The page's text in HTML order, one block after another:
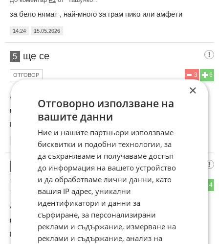
за бело нямат , най-много за грам пико или амфети
14:24 15.05.2026
5 ще се
6
3
ОТГОВОР
До коментар
връщате с лопатите да оправяте тревата хахахахаххах
Коментиран от
15.05.2026
пляскащата с сици
4
До коментар#5 от "ще се":
вие от вторите ли сте или от третите
Коментиран от
×
Отговорно използване на
вашите данни
Ние и нашите партньори използваме
бисквитки и подобни технологии, за
да съхраняваме и получаваме достъп
до информация на вашето устройство
и да обработваме лични данни, като
вашия IP адрес, уникални
идентификатори и данни за
сърфиране, за персонализирани
реклами и съдържание, измерване на
реклами и съдържание, анализ на